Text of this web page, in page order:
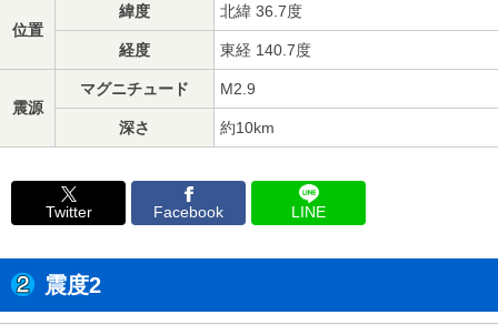
位置
緯度 北緯 36.7度
経度 東経 140.7度
震源
マグニチュード M2.9
深さ 約10km
Twitter Facebook LINE
震度2